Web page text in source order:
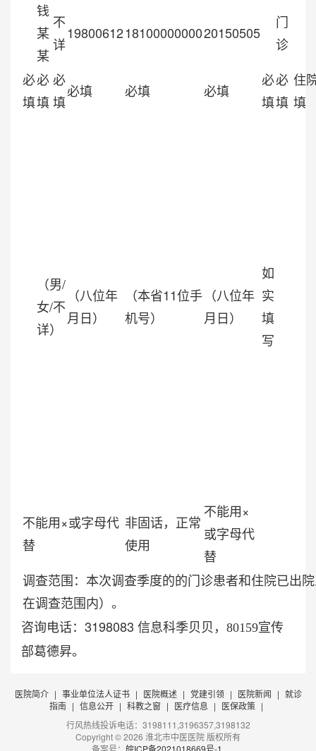
钱
某
某
不
详
198006121810000000020150505
门
诊
必
填
必
填
必
填
必填 必填 必填
必
填
必
填
住
填
（男/
女/不
详）
（八位年
月日）
（本省11位手
机号）
（八位年
月日）
如
实
填
写
不能用×或字母代
替
非固话，正常
使用
不能用×
或字母代
替
调查范围：本次调查季度的的门诊患者和住院已出
在调查范围内）。
咨询电话：3198083 信息科季贝贝， 80159宣传
部葛德昇。
医院简介 | 事业单位法人证书 | 医院概述 | 党建引领 | 医院新闻 | 就诊
指南 | 信息公开 | 科教之窗 | 医疗信息 | 医保政策 |
行风热线投诉电话：3198111,3196357,3198132
Copyright © 2026 淮北市中医医院 版权所有